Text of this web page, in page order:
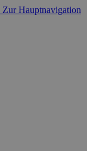
Zur Hauptnavigation